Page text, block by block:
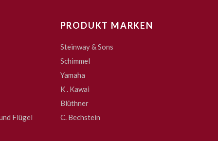
Flügel
PRODUKT MARKEN
Steinway & Sons
Schimmel
Yamaha
K . Kawai
Blüthner
C. Bechstein